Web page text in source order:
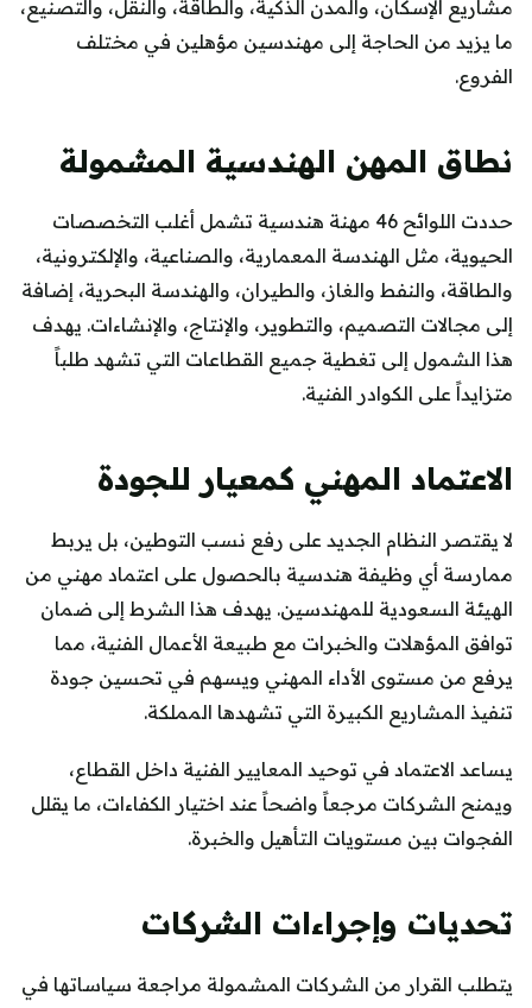
مشاريع الإسكان، والمدن الذكية، والطاقة، والنقل، والتصنيع،
ما يزيد من الحاجة إلى مهندسين مؤهلين في مختلف
الفروع.
نطاق المهن الهندسية المشمولة
حددت اللوائح 46 مهنة هندسية تشمل أغلب التخصصات
الحيوية، مثل الهندسة المعمارية، والصناعية، والإلكترونية،
والطاقة، والنفط والغاز، والطيران، والهندسة البحرية، إضافة
إلى مجالات التصميم، والتطوير، والإنتاج، والإنشاءات. يهدف
هذا الشمول إلى تغطية جميع القطاعات التي تشهد طلباً
متزايداً على الكوادر الفنية.
الاعتماد المهني كمعيار للجودة
لا يقتصر النظام الجديد على رفع نسب التوطين، بل يربط
ممارسة أي وظيفة هندسية بالحصول على اعتماد مهني من
الهيئة السعودية للمهندسين. يهدف هذا الشرط إلى ضمان
توافق المؤهلات والخبرات مع طبيعة الأعمال الفنية، مما
يرفع من مستوى الأداء المهني ويسهم في تحسين جودة
تنفيذ المشاريع الكبيرة التي تشهدها المملكة.
يساعد الاعتماد في توحيد المعايير الفنية داخل القطاع،
ويمنح الشركات مرجعاً واضحاً عند اختيار الكفاءات، ما يقلل
الفجوات بين مستويات التأهيل والخبرة.
تحديات وإجراءات الشركات
يتطلب القرار من الشركات المشمولة مراجعة سياساتها في